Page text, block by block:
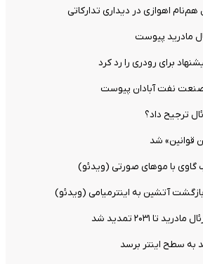
هم‌نام اهوازی در دیداری تدارکاتی
مادرید پیوست
برای رودری را رد کرد
صنعت نفت آبادان پیوست
ترجیح داد؟
قوانین» شد
گاوی با موهای صورتی (ویدئو)
آتشین به اینترمیامی (ویدئو)
تا ۲۰۳۱ تمدید شد
به سطح اینتر برسد